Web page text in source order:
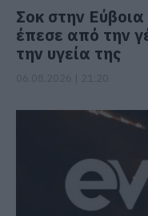
Σοκ στην
έπεσε από την
την υγεία της